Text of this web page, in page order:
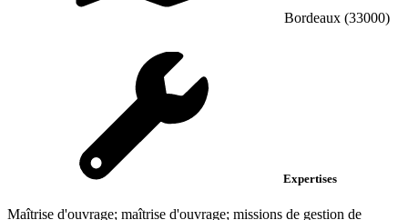
Bordeaux (33000)
Expertises
Maîtrise d'ouvrage; maîtrise d'ouvrage; missions de gestion de